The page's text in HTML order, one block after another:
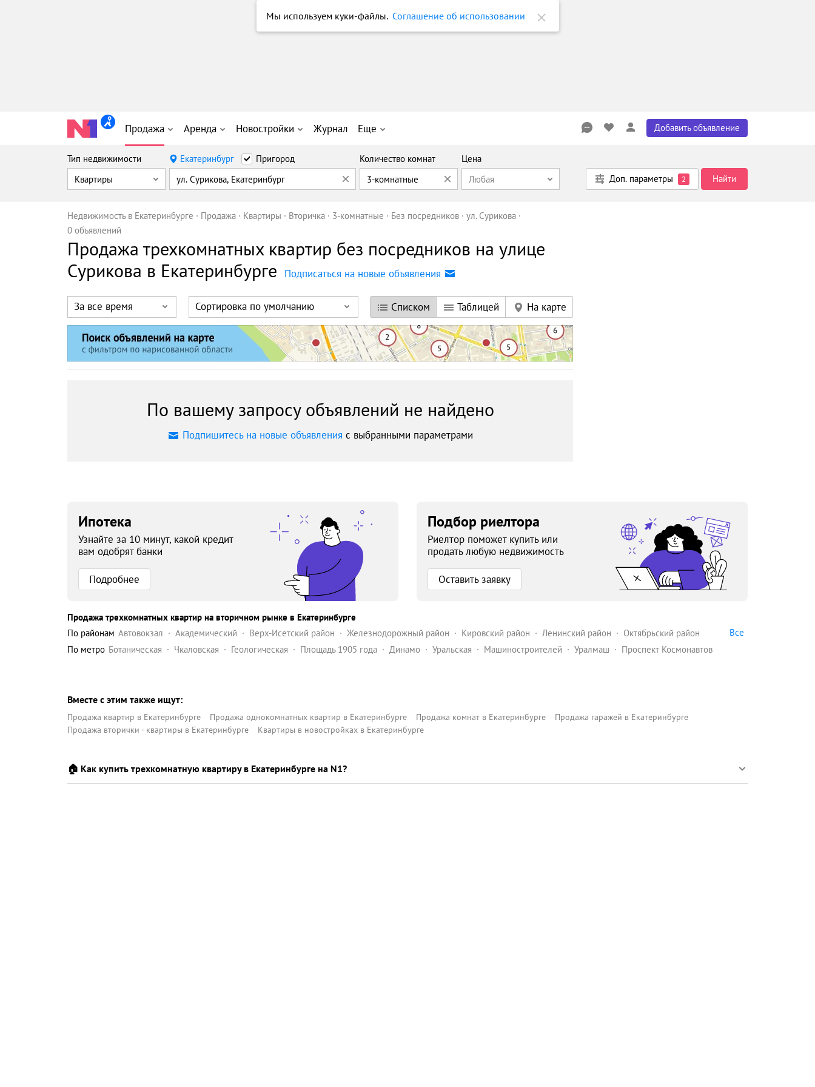
Продажа Аренда Новостройки Журнал Еще Добавить объявление
Тип недвижимости
Квартиры
Екатеринбург
Пригород
ул. Сурикова, Екатеринбург
Количество комнат
3-комнатные
Цена
Любая
Доп. параметры 2 Найти
Недвижимость в Екатеринбурге Продажа Квартиры Вторичка 3-комнатные Без посредников
ул. Сурикова
0 объявлений
Продажа трехкомнатных квартир без посредников на улице
Сурикова в Екатеринбурге
Подписаться на новые объявления
За все время Сортировка по умолчанию Списком Таблицей На карте
По вашему запросу объявлений не найдено
Подпишитесь на новые объявления с выбранными параметрами
Ипотека
Узнайте за 10 минут, какой кредит
вам одобрят банки
Подробнее
Подбор риелтора
Риелтор поможет купить или
продать любую недвижимость
Оставить заявку
Продажа трехкомнатных квартир на вторичном рынке в Екатеринбурге
по районам Автовокзал Академический Верх-Исетский район Железнодорожный район Кировский район Ленинский район
Октябрьский район
Орджоникидзевский район
Чкаловский район Широкая Речка
Все
по метро Ботаническая Чкаловская Геологическая Площадь 1905 года Динамо Уральская Машиностроителей Уралмаш Проспект Космонавтов
Вместе с этим также ищут:
Продажа квартир в Екатеринбурге Продажа однокомнатных квартир в Екатеринбурге Продажа комнат в Екатеринбурге
Продажа гаражей в Екатеринбурге
Продажа вторички - квартиры в Екатеринбурге
Квартиры в новостройках в Екатеринбурге
🏠 Как купить трехкомнатную квартиру в Екатеринбурге на N1?
Мы используем куки-файлы. Соглашение об использовании